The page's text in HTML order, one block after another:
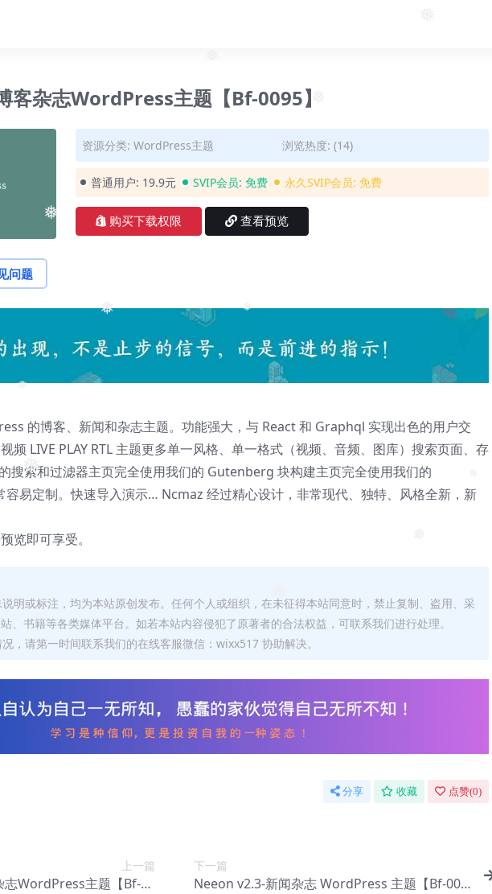
❅
❅
❅
❅
杂志WordPress主题【Bf-0095】
资源分类: WordPress主题 浏览热度: (14)
普通用户: 19.9元 SVIP会员: 免费 永久SVIP会员: 免费
购买下载权限 查看预览
问题
的博客、新闻和杂志主题。功能强大，与 React 和 Graphql 实现出色的用户交
频 LIVE PLAY RTL 主题更多单一风格、单一格式（视频、音频、图库）搜索页面、存
搜索和过滤器主页完全使用我们的 Gutenberg 块构建主页完全使用我们的
易定制。快速导入演示… Ncmaz 经过精心设计，非常现代、独特、风格全新，新
览即可享受。
明或标注，均为本站原创发布。任何个人或组织，在未征得本站同意时，禁止复制、盗用、采
、书籍等各类媒体平台。如若本站内容侵犯了原著者的合法权益，可联系我们进行处理。
，请第一时间联系我们的在线客服微信：wixx517 协助解决。
分享 收藏 点赞(0)
上一篇
WordPress主题【Bf-00
下一篇
Neeon v2.3-新闻杂志 WordPress 主题【Bf-009